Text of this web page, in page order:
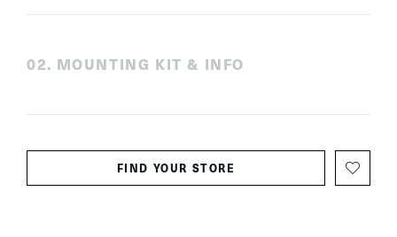
02. MOUNTING KIT & INFO
FIND YOUR STORE